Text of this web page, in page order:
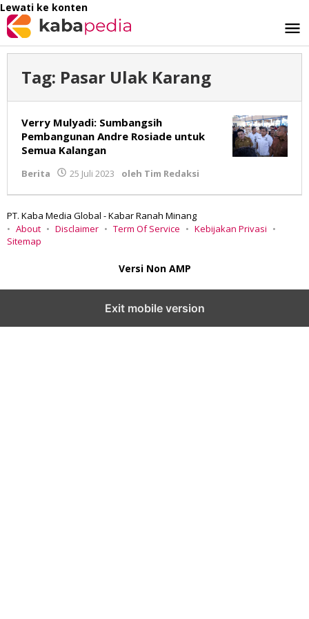
Lewati ke konten
Tag: Pasar Ulak Karang
Verry Mulyadi: Sumbangsih
Pembangunan Andre Rosiade untuk
Semua Kalangan
Berita 25 Juli 2023 oleh Tim Redaksi
PT. Kaba Media Global - Kabar Ranah Minang
About
Disclaimer Term Of Service
Kebijakan Privasi
Sitemap
Versi Non AMP
Exit mobile version